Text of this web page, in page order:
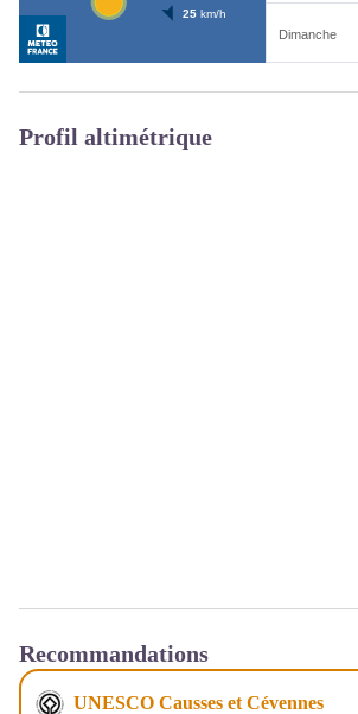
Profil altimétrique
Recommandations
UNESCO Causses et Cévennes